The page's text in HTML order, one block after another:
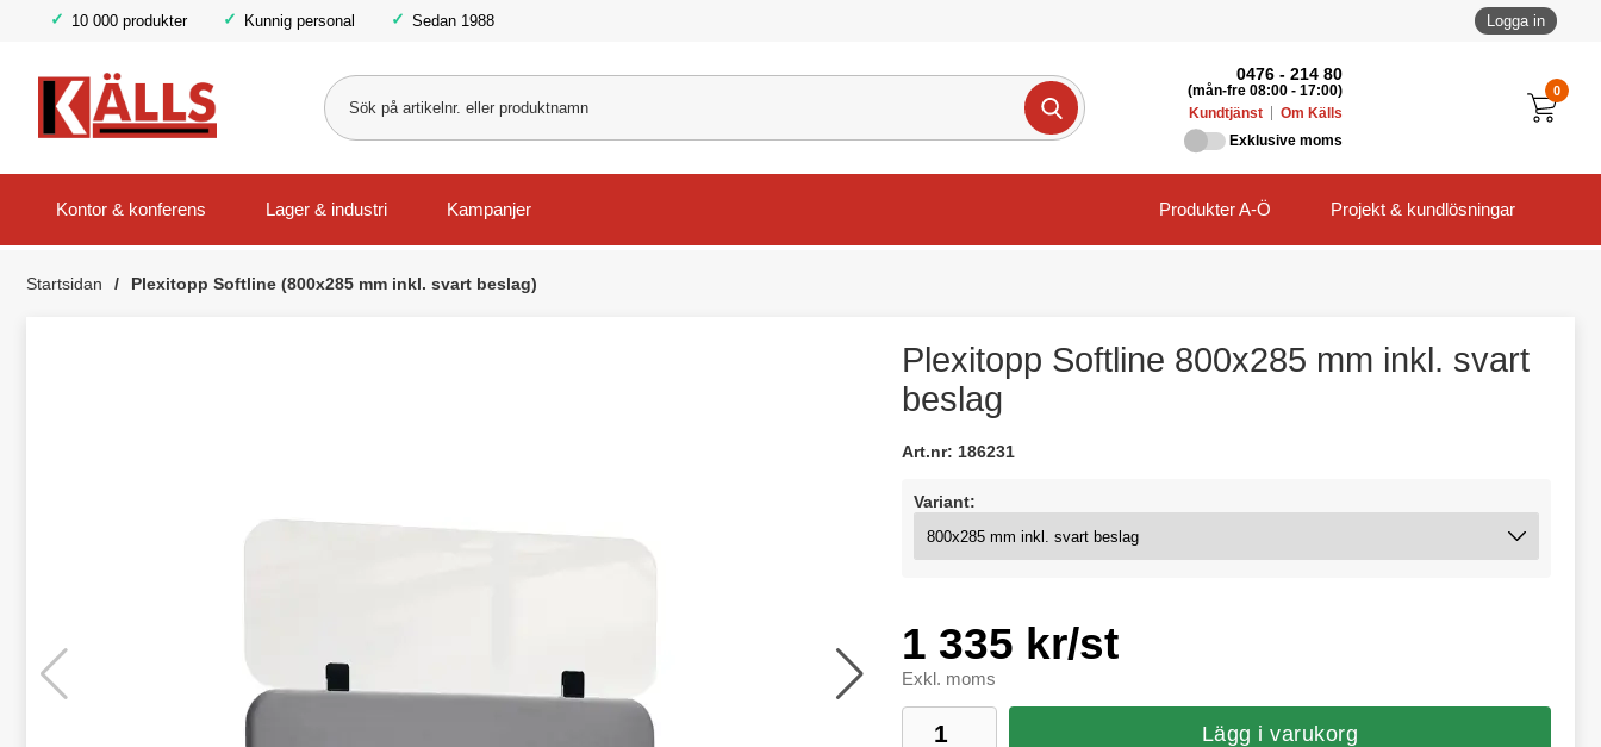
10 000 produkter Kunnig personal Sedan 1988 Logga in
0
0476 - 214 80
(mån-fre 08:00 - 17:00)
Kundtjänst
Om Källs
Exklusive moms
Kontor & konferens Lager & industri Kampanjer Produkter A-Ö Projekt & kundlösningar
Startsidan Plexitopp Softline (800x285 mm inkl. svart beslag)
Plexitopp Softline 800x285 mm inkl. svart
beslag
Art.nr: 186231
Variant:
1 335 kr/st
Exkl. moms
Lägg i varukorg